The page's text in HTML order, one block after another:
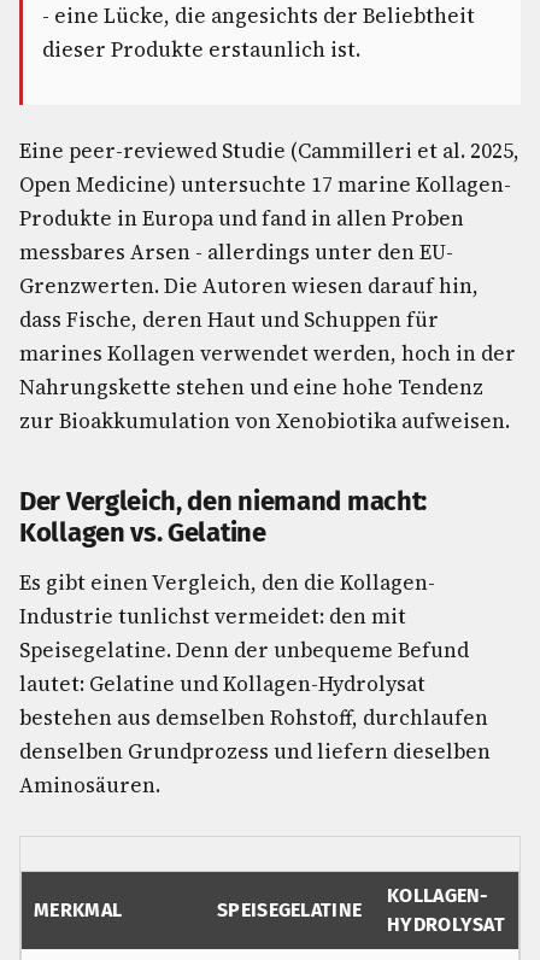
- eine Lücke, die angesichts der Beliebtheit
dieser Produkte erstaunlich ist.
Eine peer-reviewed Studie (Cammilleri et al. 2025,
Open Medicine) untersuchte 17 marine Kollagen-
Produkte in Europa und fand in allen Proben
messbares Arsen - allerdings unter den EU-
Grenzwerten. Die Autoren wiesen darauf hin,
dass Fische, deren Haut und Schuppen für
marines Kollagen verwendet werden, hoch in der
Nahrungskette stehen und eine hohe Tendenz
zur Bioakkumulation von Xenobiotika aufweisen.
Der Vergleich, den niemand macht:
Kollagen vs. Gelatine
Es gibt einen Vergleich, den die Kollagen-
Industrie tunlichst vermeidet: den mit
Speisegelatine. Denn der unbequeme Befund
lautet: Gelatine und Kollagen-Hydrolysat
bestehen aus demselben Rohstoff, durchlaufen
denselben Grundprozess und liefern dieselben
Aminosäuren.
MERKMAL SPEISEGELATINE
KOLLAGEN-
HYDROLYSAT